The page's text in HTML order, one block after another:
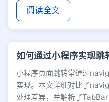
阅读全文
如何通过小程序实现跳
小程序页面跳转常通过
实现。本文详细对比了
处理差异，并解析了